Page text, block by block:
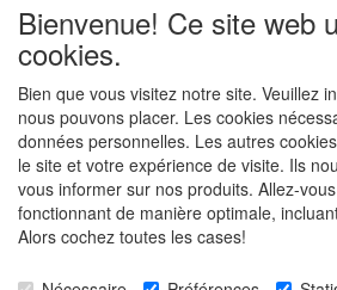
S'inscrire
Mot de passe oublié ?
Bienvenue! Ce site web
cookies.
Bien que vous visitez notre site. Veuillez
nous pouvons placer. Les cookies
données personnelles. Les autres
le site et votre expérience de visite. Ils
vous informer sur nos produits. Allez-
fonctionnant de manière optimale,
Alors cochez toutes les cases!